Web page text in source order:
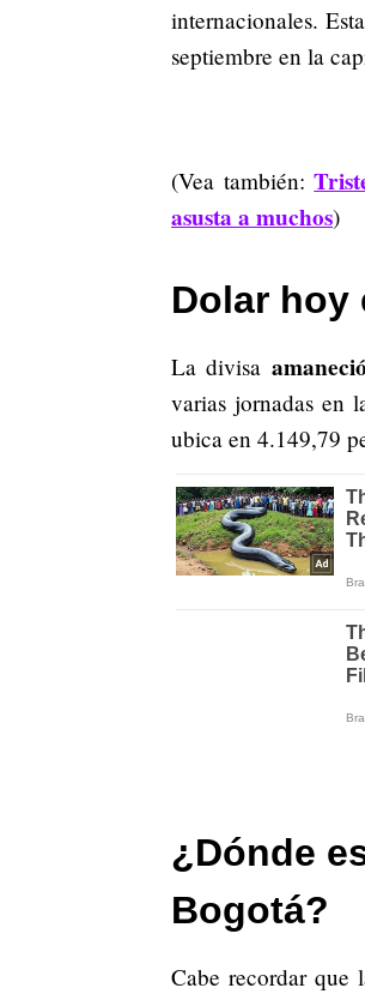
internacionales.
septiembre en la
(Vea también:
asusta a muchos)
Dolar hoy
La divisa
varias jornadas en
ubica en 4.149,79
¿Dónde
Bogotá?
Cabe recordar que